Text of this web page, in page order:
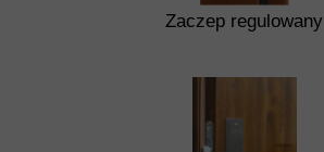
Zaczep regulowany